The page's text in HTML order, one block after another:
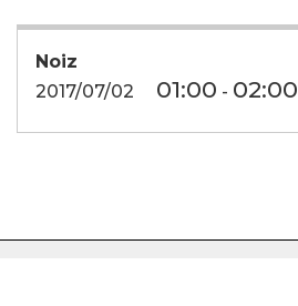
Noiz
2017/07/02
01:00 - 02:00